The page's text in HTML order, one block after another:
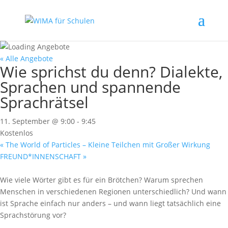
« Alle Angebote
Wie sprichst du denn? Dialekte,
Sprachen und spannende
Sprachrätsel
11. September @ 9:00 - 9:45
Kostenlos
« The World of Particles – Kleine Teilchen mit Großer Wirkung
FREUND*INNENSCHAFT »
Wie viele Wörter gibt es für ein Brötchen? Warum sprechen
Menschen in verschiedenen Regionen unterschiedlich? Und wann
ist Sprache einfach nur anders – und wann liegt tatsächlich eine
Sprachstörung vor?